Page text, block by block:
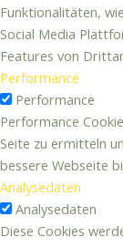
Funktionalitäten,
Social Media
Features von
Performance
Performance
Performance
Seite zu ermitteln
bessere Webseite
Analysedaten
Analysedaten
Diese Cookies